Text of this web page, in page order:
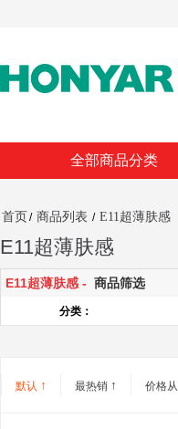
全部商品分类
首页 / 商品列表 / E11超薄肤感
E11超薄肤感
E11超薄肤感 - 商品筛选
分类：
默认 ↑ 最热销 ↑ 价格